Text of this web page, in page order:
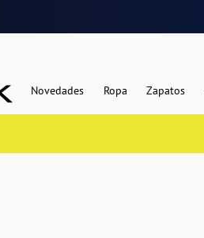
Novedades Ropa Zapatos